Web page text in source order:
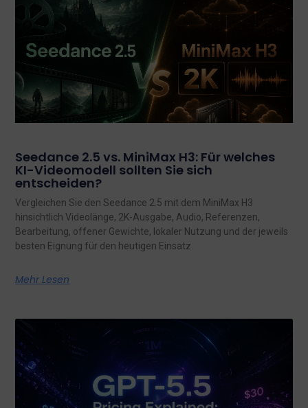
Seedance 2.5 vs. MiniMax H3: Für welches
KI-Videomodell sollten Sie sich
entscheiden?
Vergleichen Sie den Seedance 2.5 mit dem MiniMax H3
hinsichtlich Videolänge, 2K-Ausgabe, Audio, Referenzen,
Bearbeitung, offener Gewichte, lokaler Nutzung und der jeweils
besten Eignung für den heutigen Einsatz.
Mehr Lesen